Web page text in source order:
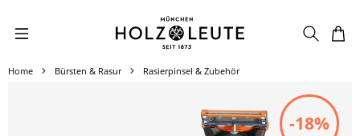
Zum Hauptinhalt springen
Home Bürsten & Rasur Rasierpinsel & Zubehör
-18%